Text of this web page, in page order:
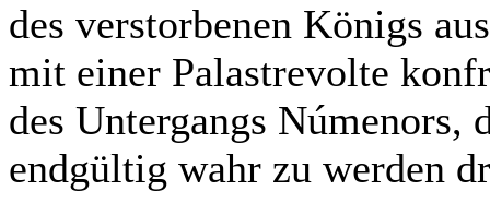
des verstorbenen Königs
mit einer Palastrevolte
des Untergangs
endgültig wahr zu werden